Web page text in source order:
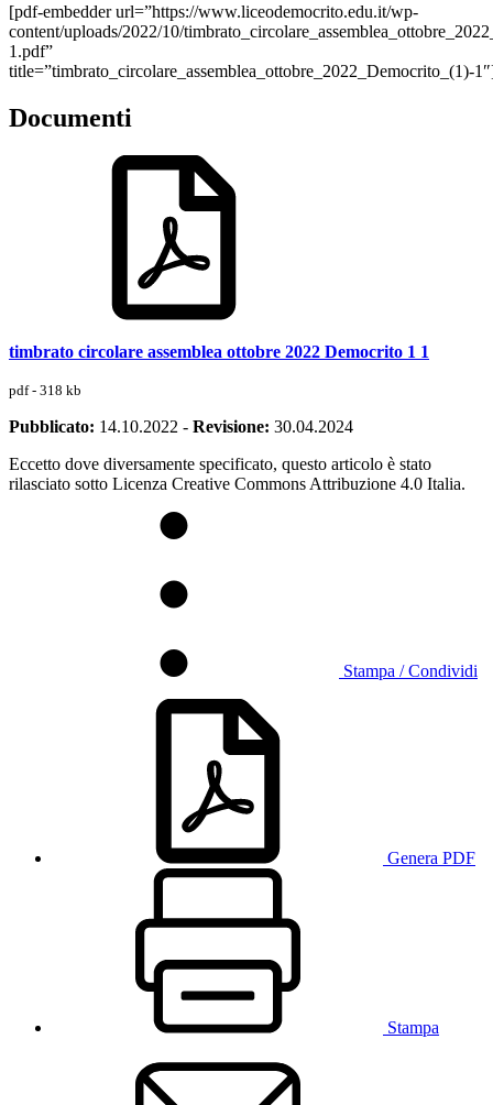
[pdf-embedder url=”https://www.liceodemocrito.edu.it/wp-
content/uploads/2022/10/
1.pdf”
title=”timbrato_circolare_assemblea_ottobre_2022_Democrito_(1)-
Documenti
timbrato circolare assemblea ottobre 2022 Democrito 1 1
pdf - 318 kb
Pubblicato: 14.10.2022 - Revisione: 30.04.2024
Eccetto dove diversamente specificato, questo articolo è stato
rilasciato sotto Licenza Creative Commons Attribuzione 4.0 Italia.
Stampa / Condividi
Genera PDF
Stampa